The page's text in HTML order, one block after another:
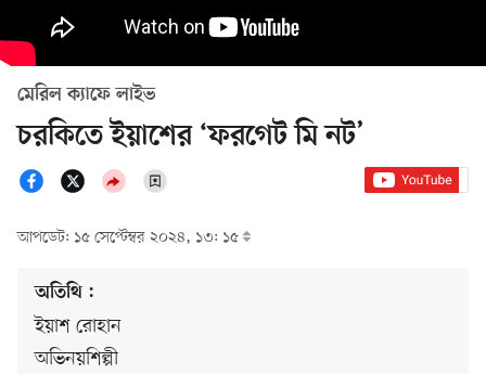
মেরিল ক্যাফে লাইভ
চরকিতে ইয়াশের ‘ফরগেট মি নট’
আপডেট: ১৫ সেপ্টেম্বর ২০২৪, ১৩: ১৫
অতিথি :
ইয়াশ রোহান
অভিনয়শিল্পী